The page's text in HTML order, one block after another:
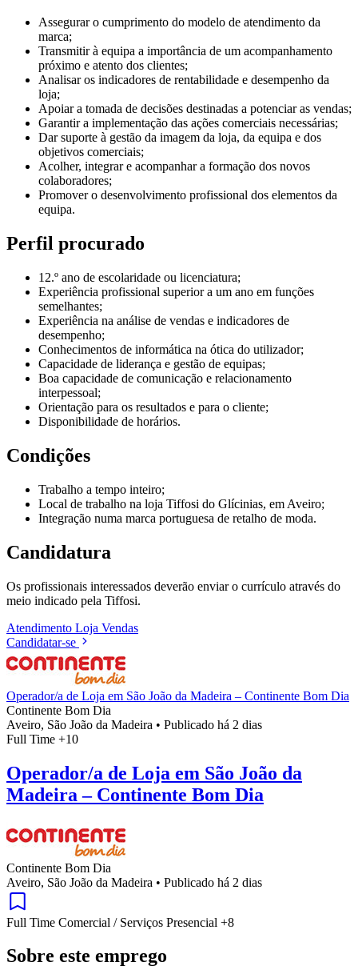
Assegurar o cumprimento do modelo de atendimento da
marca;
Transmitir à equipa a importância de um acompanhamento
próximo e atento dos clientes;
Analisar os indicadores de rentabilidade e desempenho da
loja;
Apoiar a tomada de decisões destinadas a potenciar as vendas;
Garantir a implementação das ações comerciais necessárias;
Dar suporte à gestão da imagem da loja, da equipa e dos
objetivos comerciais;
Acolher, integrar e acompanhar a formação dos novos
colaboradores;
Promover o desenvolvimento profissional dos elementos da
equipa.
Perfil procurado
12.º ano de escolaridade ou licenciatura;
Experiência profissional superior a um ano em funções
semelhantes;
Experiência na análise de vendas e indicadores de
desempenho;
Conhecimentos de informática na ótica do utilizador;
Capacidade de liderança e gestão de equipas;
Boa capacidade de comunicação e relacionamento
interpessoal;
Orientação para os resultados e para o cliente;
Disponibilidade de horários.
Condições
Trabalho a tempo inteiro;
Local de trabalho na loja Tiffosi do Glícinias, em Aveiro;
Integração numa marca portuguesa de retalho de moda.
Candidatura
Os profissionais interessados deverão enviar o currículo através do
meio indicado pela Tiffosi.
Atendimento Loja Vendas
Candidatar-se
Operador/a de Loja em São João da Madeira – Continente Bom Dia
Continente Bom Dia
Aveiro, São João da Madeira • Publicado há 2 dias
Full Time +10
Operador/a de Loja em São João da
Madeira – Continente Bom Dia
Continente Bom Dia
Aveiro, São João da Madeira • Publicado há 2 dias
Full Time Comercial / Serviços Presencial +8
Sobre este emprego